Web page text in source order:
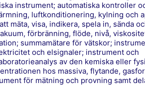
instrument; automatiska kontroller
luftkonditionering, kylning och
mäta, visa, indikera, spela in, sända
förbränning, flöde, nivå,
summamätare för vätskor;
och elsignaler; instrument och
av den kemiska eller
hos massiva, flytande,
för mätning och provning samt